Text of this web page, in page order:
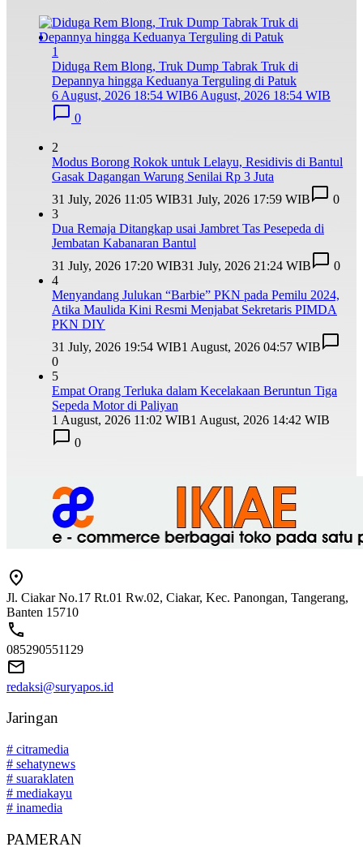
1
Diduga Rem Blong, Truk Dump Tabrak Truk di
Depannya hingga Keduanya Terguling di Patuk
6 August, 2026 18:54 WIB6 August, 2026 18:54 WIB
0
2
Modus Borong Rokok untuk Lelayu, Residivis di Bantul
Gasak Dagangan Warung Senilai Rp 3 Juta
31 July, 2026 11:05 WIB31 July, 2026 17:59 WIB
0
3
Dua Remaja Ditangkap usai Jambret Tas Pesepeda di
Jembatan Kabanaran Bantul
31 July, 2026 17:20 WIB31 July, 2026 21:24 WIB
0
4
Menyandang Julukan “Barbie” PKN pada Pemilu 2024,
Atika Maulida Kini Resmi Menjabat Sekretaris PIMDA
PKN DIY
31 July, 2026 19:54 WIB1 August, 2026 04:57 WIB
0
5
Empat Orang Terluka dalam Kecelakaan Beruntun Tiga
Sepeda Motor di Paliyan
1 August, 2026 11:02 WIB1 August, 2026 14:42 WIB
0
Jl. Ciakar No.17 Rt.01 Rw.02, Ciakar, Kec. Panongan, Tangerang,
Banten 15710
085290551129
redaksi@suryapos.id
Jaringan
# citramedia
# sehatynews
# suaraklaten
# mediakayu
# inamedia
PAMERAN